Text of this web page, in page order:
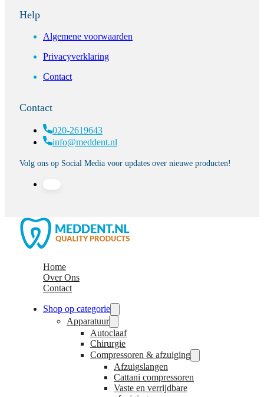
Help
Algemene voorwaarden
Privacyverklaring
Contact
Contact
020-2619643
info@meddent.nl
Volg ons op Social Media voor updates over nieuwe producten!
Home
Over Ons
Contact
Shop op categorie
Apparatuur
Autoclaaf
Chirurgie
Compressoren & afzuiging
Afzuigslangen
Cattani compressoren
Vaste en verrijdbare